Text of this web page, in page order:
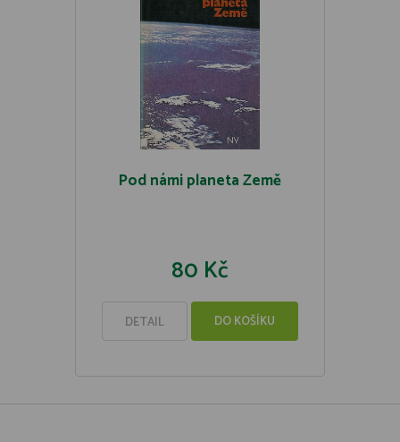
Pod námi planeta Země
80 Kč
DETAIL DO KOŠÍKU